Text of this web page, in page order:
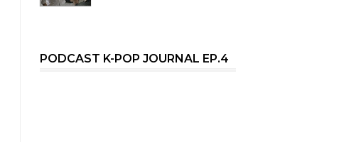
PODCAST K-POP JOURNAL EP.4